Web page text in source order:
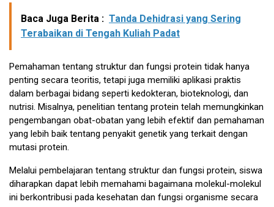
Baca Juga Berita : Tanda Dehidrasi yang Sering
Terabaikan di Tengah Kuliah Padat
Pemahaman tentang struktur dan fungsi protein tidak hanya
penting secara teoritis, tetapi juga memiliki aplikasi praktis
dalam berbagai bidang seperti kedokteran, bioteknologi, dan
nutrisi. Misalnya, penelitian tentang protein telah memungkinkan
pengembangan obat-obatan yang lebih efektif dan pemahaman
yang lebih baik tentang penyakit genetik yang terkait dengan
mutasi protein.
Melalui pembelajaran tentang struktur dan fungsi protein, siswa
diharapkan dapat lebih memahami bagaimana molekul-molekul
ini berkontribusi pada kesehatan dan fungsi organisme secara